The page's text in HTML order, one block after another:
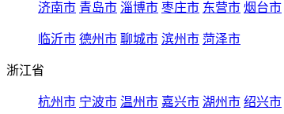
济南市 青岛市 淄博市 枣庄市 东营市 烟台市
临沂市 德州市 聊城市 滨州市 菏泽市
浙江省
杭州市 宁波市 温州市 嘉兴市 湖州市 绍兴市